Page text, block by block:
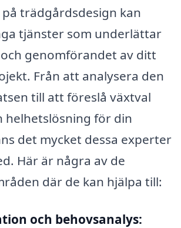
trädgårdsdesign kan
tjänster som underlättar
genomförandet av ditt
Från att analysera den
till att föreslå växtval
helhetslösning för din
det mycket dessa experter
Här är några av de
där de kan hjälpa till:
och behovsanalys: